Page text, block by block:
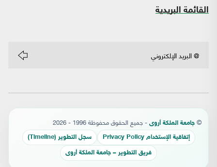
القائمة البريدية
© جامعة الملكة أروى - جميع الحقوق محفوظة 1996 - 2026
إتفاقية الإستخدام Privacy Policy سجل التطوير (Timeline)
فريق التطوير – جامعة الملكة أروى